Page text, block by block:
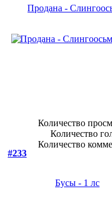
Продана -
Количество
Количество
Количество
#233
Бусы - 1 лс